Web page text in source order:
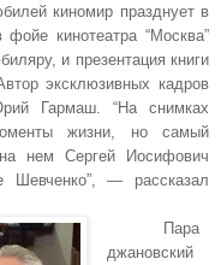
киномир празднует в
кинотеатра “Москва”
и презентация книги
эксклюзивных кадров
Гармаш. “На снимках
жизни, но самый
нем Сергей Иосифович
Шевченко”, — рассказал
Пара
джановский